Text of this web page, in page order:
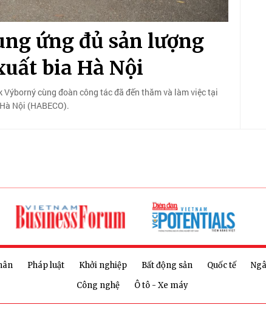
ứng đủ sản lượng
bia Hà Nội
cùng đoàn công tác đã đến thăm và làm việc tại
Nội (HABECO).
Pháp luật Khởi nghiệp Bất động sản Quốc tế
Công nghệ
Ô tô - Xe máy